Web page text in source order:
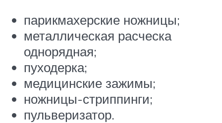
парикмахерские ножницы;
металлическая расческа
однорядная;
пуходерка;
медицинские зажимы;
ножницы-стриппинги;
пульверизатор.